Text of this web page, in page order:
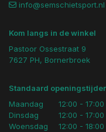
info@semschietsport.nl
Kom langs in de winkel
Pastoor Ossestraat 9
7627 PH, Bornerbroek
Standaard
Maandag
Dinsdag
Woensdag
12:00 - 17:00
12:00 - 17:00
12:00 - 18:00